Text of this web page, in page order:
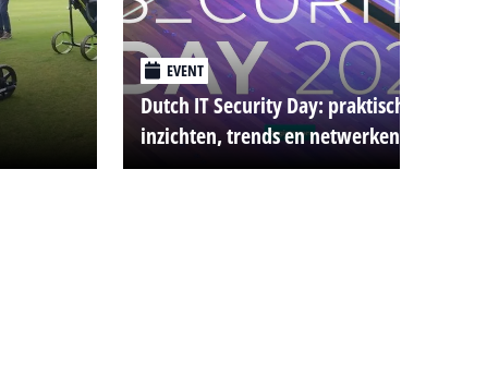
EVENT
Dutch IT Security Day: praktische
inzichten, trends en netwerken